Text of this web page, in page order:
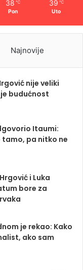
38 ℃
Pon
39 ℃
Uto
Najnovije
nije veliki
budućnost
Itaumi:
pa nitko ne
i Luka
bore za
je rekao: Kako
ako sam